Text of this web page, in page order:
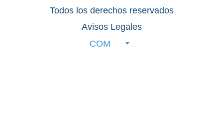
Todos los derechos reservados
Avisos Legales